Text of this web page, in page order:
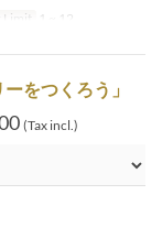
1 ~ 12
をつくろう」
(Tax incl.)